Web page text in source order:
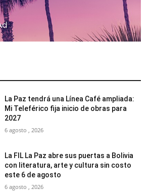
La Paz tendrá una Línea Café ampliada:
Mi Teleférico fija inicio de obras para
2027
6 agosto , 2026
La FIL La Paz abre sus puertas a Bolivia
con literatura, arte y cultura sin costo
este 6 de agosto
6 agosto , 2026